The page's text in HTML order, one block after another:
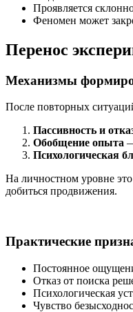
Проявляется
Феномен может
Перенос
Механизмы
После повторных
Пассивность и
Обобщение опыта
Психологическая
На личностном уровне
добиться продвижения.
Практические
Постоянное
Отказ от поиска
Психологическая
Чувство